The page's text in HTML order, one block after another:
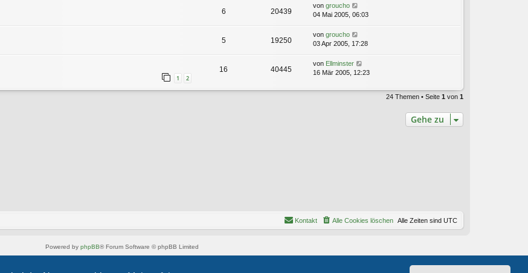
6 20439
von groucho
04 Mai 2005, 06:03
5 19250
von groucho
03 Apr 2005, 17:28
1 2
16 40445
von Ellminster
16 Mär 2005, 12:23
24 Themen • Seite 1 von 1
Gehe zu
Alle Zeiten sind UTC
Alle Cookies löschen
Kontakt
Powered by phpBB® Forum Software © phpBB Limited
Style vonArty- phpBB 3.3 von MrGaby